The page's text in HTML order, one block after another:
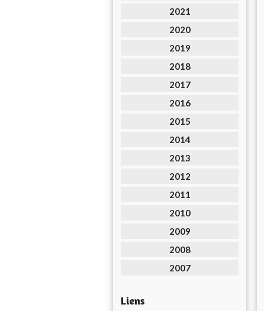
2021
2020
2019
2018
2017
2016
2015
2014
2013
2012
2011
2010
2009
2008
2007
Liens